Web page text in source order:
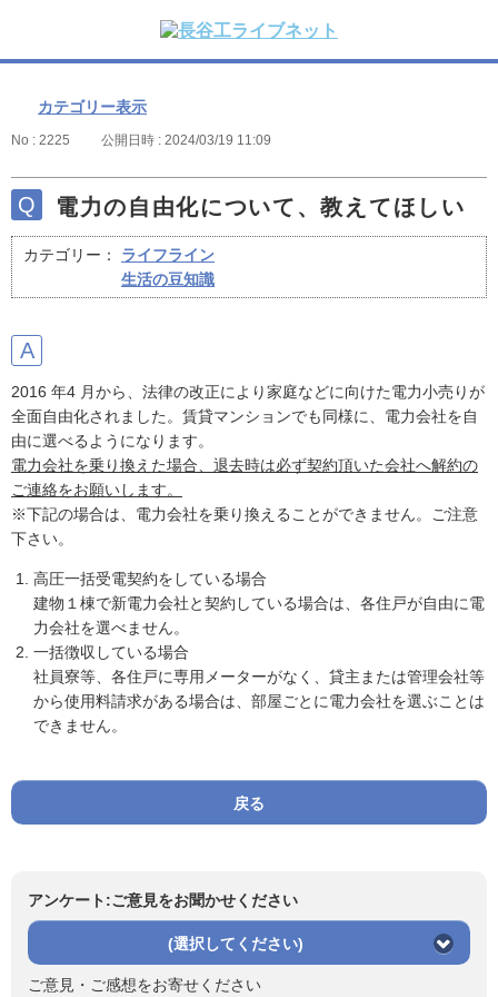
カテゴリー表示
No : 2225 公開日時 : 2024/03/19 11:09
電力の自由化について、教えてほしい
カテゴリー：
ライフライン
生活の豆知識
2016 年4 月から、法律の改正により家庭などに向けた電力小売りが
全面自由化されました。賃貸マンションでも同様に、電力会社を自
由に選べるようになります。
電力会社を乗り換えた場合、退去時は必ず契約頂いた会社へ解約の
ご連絡をお願いします。
※下記の場合は、電力会社を乗り換えることができません。ご注意
下さい。
高圧一括受電契約をしている場合
建物１棟で新電力会社と契約している場合は、各住戸が自由に電
力会社を選べません。
一括徴収している場合
社員寮等、各住戸に専用メーターがなく、貸主または管理会社等
から使用料請求がある場合は、部屋ごとに電力会社を選ぶことは
できません。
戻る
アンケート:ご意見をお聞かせください
(選択してください)
ご意見・ご感想をお寄せください